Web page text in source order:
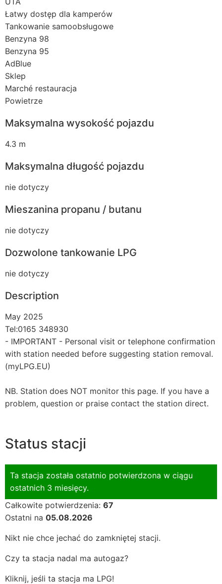
Łatwy dostęp dla kamperów
Tankowanie samoobsługowe
Benzyna 98
Benzyna 95
AdBlue
Sklep
Marché restauracja
Powietrze
Maksymalna wysokość pojazdu
4.3 m
Maksymalna długość pojazdu
nie dotyczy
Mieszanina propanu / butanu
nie dotyczy
Dozwolone tankowanie LPG
nie dotyczy
Description
May 2025
Tel:0165 348930
- IMPORTANT - Personal visit or telephone confirmation
with station needed before suggesting station removal.
(myLPG.EU)
NB. Station does NOT monitor this page. If you have a
problem, question or praise contact the station direct.
Status stacji
Ta stacja została ostatnio potwierdzona w ciągu
ostatnich 3 miesięcy.
Całkowite potwierdzenia: 67
Ostatni na 05.08.2026
Nikt nie chce jechać do zamkniętej stacji.
Czy ta stacja nadal ma autogaz?
Kliknij, jeśli ta stacja ma LPG!